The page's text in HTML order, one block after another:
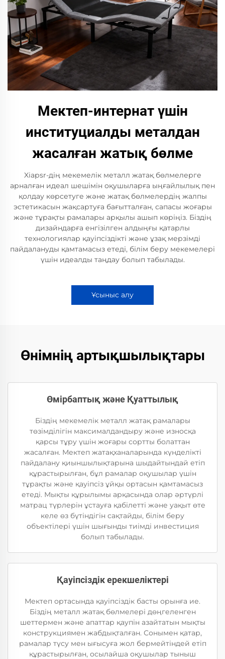
Мектеп-интернат үшін
институциалды металдан
жасалған жатық бөлме
Xiaрsr-дің мекемелік металл жатақ бөлмелерге
арналған идеал шешімін оқушыларға ыңғайлылық пен
қолдау көрсетуге және жатақ бөлмелердің жалпы
эстетикасын жақсартуға бағытталған, сапасы жоғары
және тұрақты рамалары арқылы ашып көріңіз. Біздің
дизайндарға енгізілген алдыңғы қатарлы
технологиялар қауіпсіздікті және ұзақ мерзімді
пайдалануды қамтамасыз етеді, білім беру мекемелері
үшін идеалды таңдау болып табылады.
Ұсыныс алу
Өнімнің артықшылықтары
Өмірбаптық және Қуаттылық
Біздің мекемелік металл жатақ рамалары
төзімділігін максималдандыру және износқа
қарсы тұру үшін жоғары сортты болаттан
жасалған. Мектеп жатақханаларында күнделікті
пайдалану қиыншылықтарына шыдайтындай етіп
құрастырылған, бұл рамалар оқушылар үшін
тұрақты және қауіпсіз ұйқы ортасын қамтамасыз
етеді. Мықты құрылымы арқасында олар әртүрлі
матрац түрлерін ұстауға қабілетті және уақыт өте
келе өз бүтіндігін сақтайды, білім беру
объектілері үшін шығынды тиімді инвестиция
болып табылады.
Қауіпсіздік ерекшеліктері
Мектеп ортасында қауіпсіздік басты орынға ие.
Біздің металл жатақ бөлмелері дөңгеленген
шеттермен және апаттар қаупін азайтатын мықты
конструкциямен жабдықталған. Сонымен қатар,
рамалар түсу мен ығысуға жол бермейтіндей етіп
құрастырылған, осылайша оқушылар тыныш